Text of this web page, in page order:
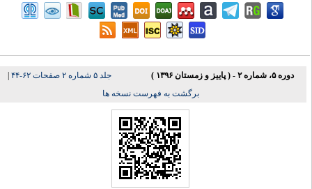
دوره ۵، شماره ۲ - ( پاییز و زمستان ۱۳۹۶ ) جلد ۵ شماره ۲ صفحات ۶۲-۴۴
|
برگشت به فهرست نسخه ها